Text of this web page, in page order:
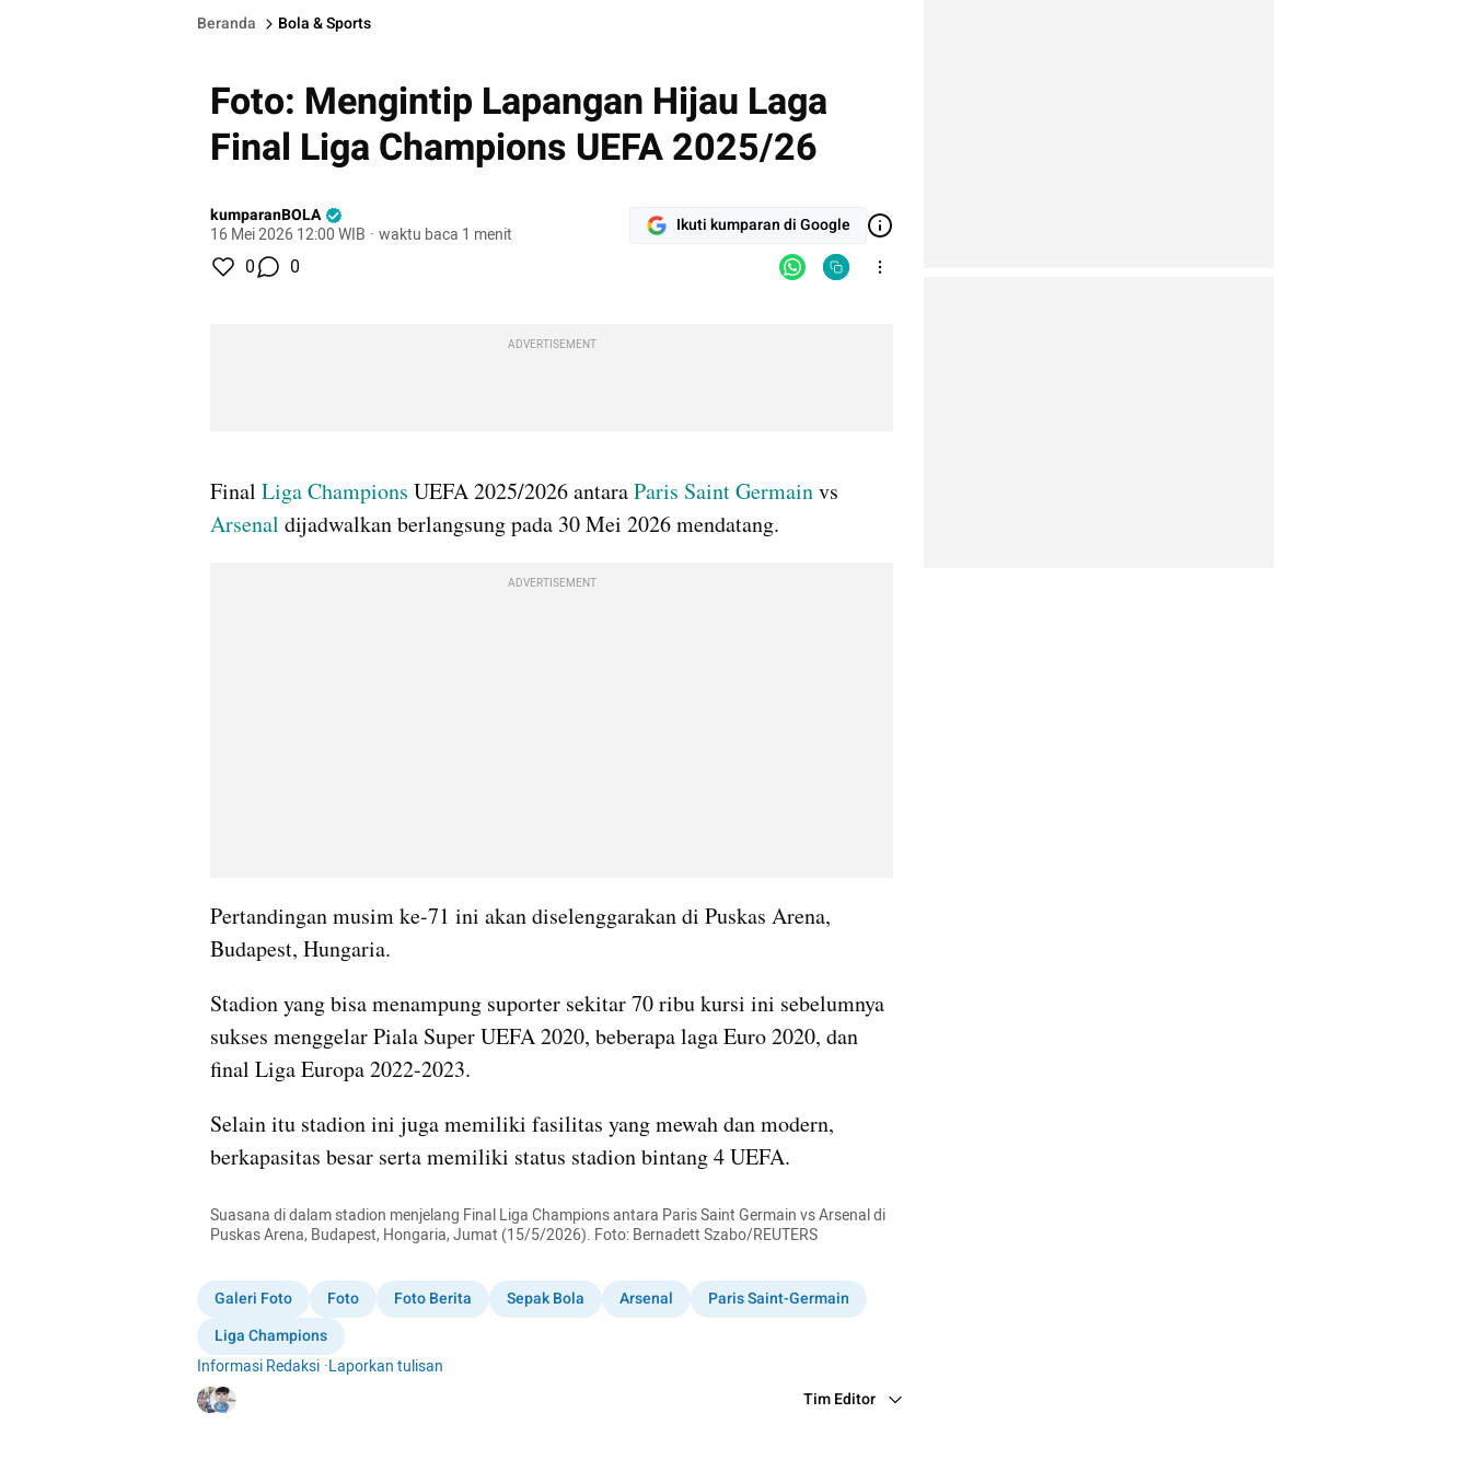
Beranda Bola & Sports
Foto: Mengintip Lapangan Hijau Laga
Final Liga Champions UEFA 2025/26
kumparanBOLA
16 Mei 2026 12:00 WIB · waktu baca 1 menit Ikuti kumparan di Google
0 0
ADVERTISEMENT
Final Liga Champions UEFA 2025/2026 antara Paris Saint Germain
Arsenal dijadwalkan berlangsung pada 30 Mei 2026 mendatang.
ADVERTISEMENT
Pertandingan musim ke-71 ini akan diselenggarakan di Puskas Arena,
Budapest, Hungaria.
Stadion yang bisa menampung suporter sekitar 70 ribu kursi ini sebelumnya
sukses menggelar Piala Super UEFA 2020, beberapa laga Euro 2020, dan
final Liga Europa 2022-2023.
Selain itu stadion ini juga memiliki fasilitas yang mewah dan modern,
berkapasitas besar serta memiliki status stadion bintang 4 UEFA.
Suasana di dalam stadion menjelang Final Liga Champions antara Paris Saint Germain vs Arsenal di
Puskas Arena, Budapest, Hongaria, Jumat (15/5/2026). Foto: Bernadett Szabo/REUTERS
Galeri Foto Foto Foto Berita Sepak Bola Arsenal
Paris Saint-Germain
Liga Champions
Informasi Redaksi ·Laporkan tulisan
Tim Editor